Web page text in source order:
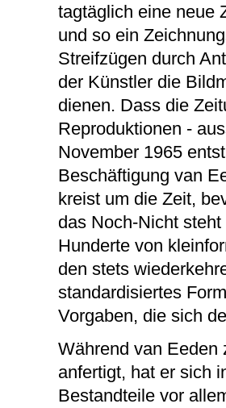
tagtäglich eine neue
und so ein
Streifzügen durch
der Künstler die
dienen. Dass die
Reproduktionen -
November 1965
Beschäftigung van
kreist um die Zeit,
das Noch-Nicht
Hunderte von
den stets
standardisiertes
Vorgaben, die sich
Während van Eeden
anfertigt, hat er sich
Bestandteile vor